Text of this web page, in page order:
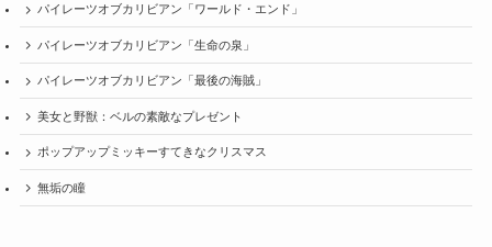
パイレーツオブカリビアン「ワールド・エンド」
パイレーツオブカリビアン「生命の泉」
パイレーツオブカリビアン「最後の海賊」
美女と野獣：ベルの素敵なプレゼント
ポップアップミッキーすてきなクリスマス
無垢の瞳